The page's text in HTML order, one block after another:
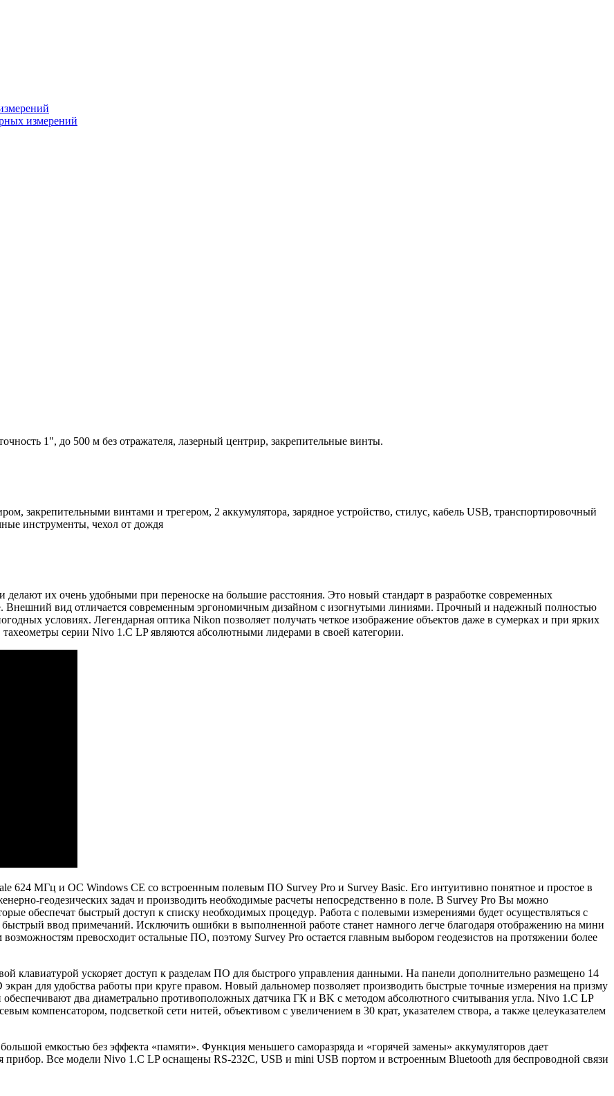
измерений
1", до 500 м без отражателя, лазерный центрир, закрепительные винты.
закрепительными винтами и трегером, 2 аккумулятора, зарядное устройство, стилус, кабель USB, транспортировочный
инструменты, чехол от дождя
делают их очень удобными при переноске на большие расстояния. Это новый стандарт в разработке современных
Внешний вид отличается современным эргономичным дизайном с изогнутыми линиями. Прочный и надежный полностью
условиях. Легендарная оптика Nikon позволяет получать четкое изображение объектов даже в сумерках и при ярких
серии Nivo 1.C LP являются абсолютными лидерами в своей категории.
624 МГц и ОС Windows CE со встроенным полевым ПО Survey Pro и Survey Basic. Его интуитивно понятное и простое в
геодезических задач и производить необходимые расчеты непосредственно в поле. В Survey Pro Вы можно
обеспечат быстрый доступ к списку необходимых процедур. Работа с полевыми измерениями будет осуществляться с
ввод примечаний. Исключить ошибки в выполненной работе станет намного легче благодаря отображению на мини
превосходит остальные ПО, поэтому Survey Pro остается главным выбором геодезистов на протяжении более
клавиатурой ускоряет доступ к разделам ПО для быстрого управления данными. На панели дополнительно размещено 14
для удобства работы при круге правом. Новый дальномер позволяет производить быстрые точные измерения на призму
обеспечивают два диаметрально противоположных датчика ГК и ВK с методом абсолютного считывания угла. Nivo 1.C LP
компенсатором, подсветкой сети нитей, объективом с увеличением в 30 крат, указателем створа, а также целеуказателем
емкостью без эффекта «памяти». Функция меньшего саморазряда и «горячей замены» аккумуляторов дает
прибор. Все модели Nivo 1.C LP оснащены RS-232С, USB и mini USB портом и встроенным Bluetooth для беспроводной связи